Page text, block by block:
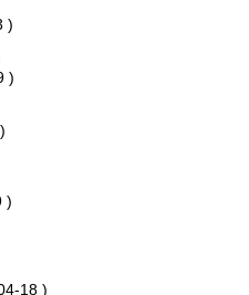
)
)
)
18 )